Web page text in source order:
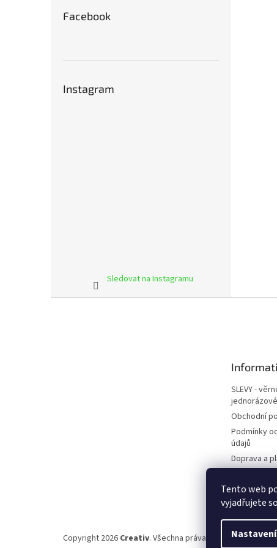
Tento web
vyjadřujete
Nastavení
Facebook
Instagram
Sledovat na Instagramu
SLEVY -
jednorázové
Obchodní
Podmínky
údajů
Doprava a
Napište nám
Copyright 2026 Creativ. Všechna práva vyhrazena.